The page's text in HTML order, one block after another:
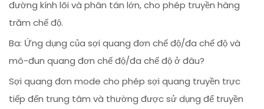
đường kính lõi và phân tán lớn, cho phép truyền hàng
trăm chế độ.
Ba: Ứng dụng của sợi quang đơn chế độ/đa chế độ và
mô-đun quang đơn chế độ/đa chế độ ở đâu?
Sợi quang đơn mode cho phép sợi quang truyền trực
tiếp đến trung tâm và thường được sử dụng để truyền